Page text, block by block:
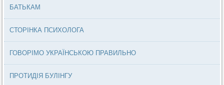
БАТЬКАМ
СТОРІНКА ПСИХОЛОГА
ГОВОРІМО УКРАЇНСЬКОЮ ПРАВИЛЬНО
ПРОТИДІЯ БУЛІНГУ